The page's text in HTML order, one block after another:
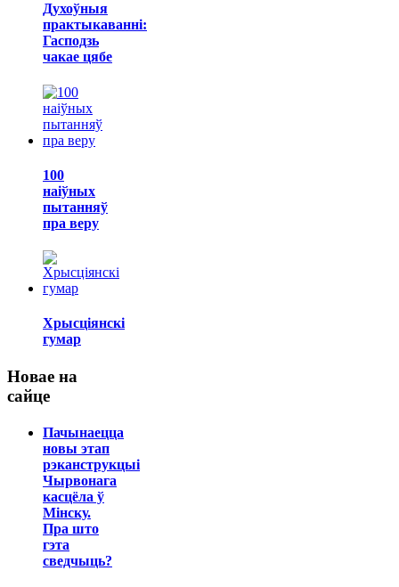
Духоўныя
практыкаванні:
Гасподзь
чакае цябе
100
наіўных
пытанняў
пра веру
Хрысціянскі
гумар
Новае на
сайце
Пачынаецца
новы этап
рэканструкцыі
Чырвонага
касцёла ў
Мінску.
Пра што
гэта
сведчыць?